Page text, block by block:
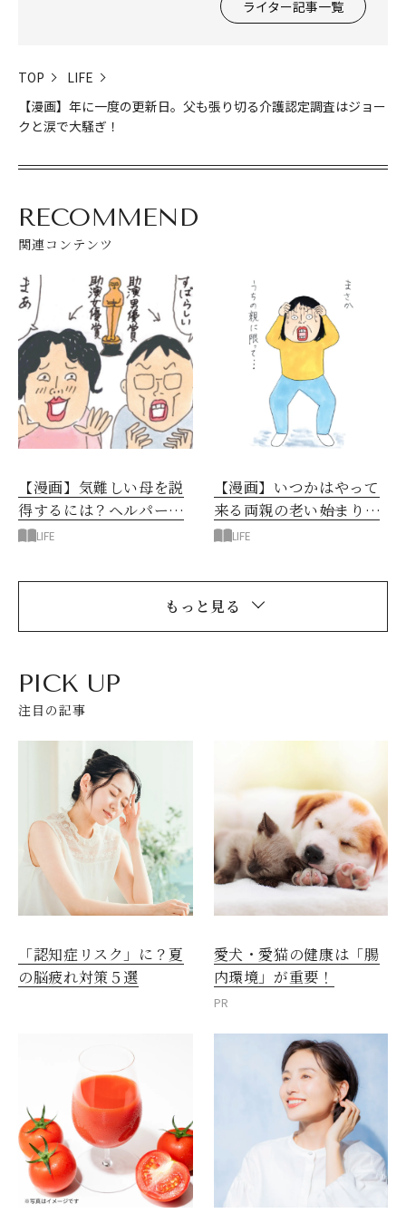
ライター記事一覧
TOP
LIFE
【漫画】年に一度の更新日。父も張り切る介護認定調査はジョー
クと涙で大騒ぎ！
RECOMMEND
関連コンテンツ
【漫画】気難しい母を説
得するには？ヘルパーさ
んと今後の方針を決める
LIFE
【漫画】いつかはやって
来る両親の老い――始まりは
いつも突然に
LIFE
もっと見る
PICK UP
注目の記事
「認知症リスク」に？夏
の脳疲れ対策５選
愛犬・愛猫の健康は「腸
内環境」が重要！
PR